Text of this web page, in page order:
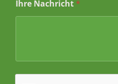
Ihre Nachricht *